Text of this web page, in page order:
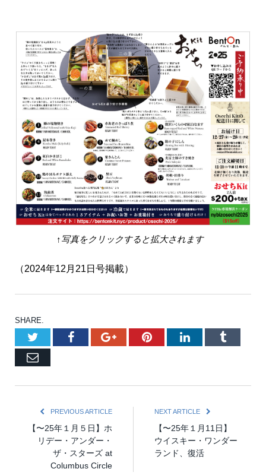
↑写真をクリックすると拡大されます
（2024年12月21日号掲載）
SHARE.
TwitterFacebookGoogle+PinterestLinkedInTumblr
Email
PREVIOUS ARTICLE
【〜25年１月５日】ホ
リデー・アンダー・
ザ・スターズ at
Columbus Circle
NEXT ARTICLE
【〜25年１月11日】
ウイスキー・ワンダー
ランド、復活